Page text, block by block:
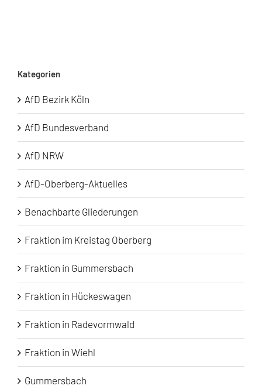
Kategorien
AfD Bezirk Köln
AfD Bundesverband
AfD NRW
AfD-Oberberg-Aktuelles
Benachbarte Gliederungen
Fraktion im Kreistag Oberberg
Fraktion in Gummersbach
Fraktion in Hückeswagen
Fraktion in Radevormwald
Fraktion in Wiehl
Gummersbach